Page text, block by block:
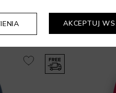
Cię zainteresować
AKCEPTUJ